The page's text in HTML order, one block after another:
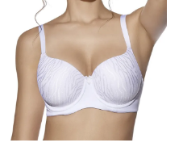
precio
original
28,50 €.
precio
actual
26,99 €.